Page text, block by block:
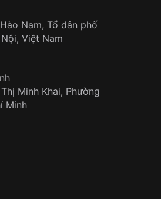
tra và thanh toán trực tiếp
lợi khách hàng
khách hàng trong suốt quá
Nam, Tổ dân phố
Việt Nam
Minh Khai, Phường
Minh